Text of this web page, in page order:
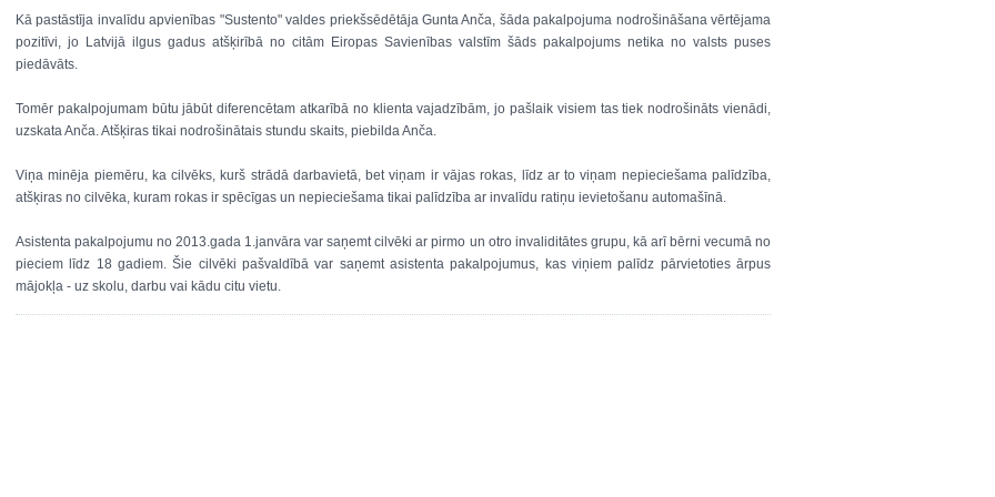
Kā pastāstīja invalīdu apvienības "Sustento" valdes priekšsēdētāja Gunta Anča, šāda pakalpojuma nodrošināšana vērtējama
pozitīvi, jo Latvijā ilgus gadus atšķirībā no citām Eiropas Savienības valstīm šāds pakalpojums netika no valsts puses
piedāvāts.
Tomēr pakalpojumam būtu jābūt diferencētam atkarībā no klienta vajadzībām, jo pašlaik visiem tas tiek nodrošināts vienādi,
uzskata Anča. Atšķiras tikai nodrošinātais stundu skaits, piebilda Anča.
Viņa minēja piemēru, ka cilvēks, kurš strādā darbavietā, bet viņam ir vājas rokas, līdz ar to viņam nepieciešama palīdzība,
atšķiras no cilvēka, kuram rokas ir spēcīgas un nepieciešama tikai palīdzība ar invalīdu ratiņu ievietošanu automašīnā.
Asistenta pakalpojumu no 2013.gada 1.janvāra var saņemt cilvēki ar pirmo un otro invaliditātes grupu, kā arī bērni vecumā no
pieciem līdz 18 gadiem. Šie cilvēki pašvaldībā var saņemt asistenta pakalpojumus, kas viņiem palīdz pārvietoties ārpus
mājokļa - uz skolu, darbu vai kādu citu vietu.